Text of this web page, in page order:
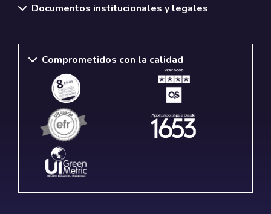
Documentos institucionales y legales
Comprometidos con la calidad